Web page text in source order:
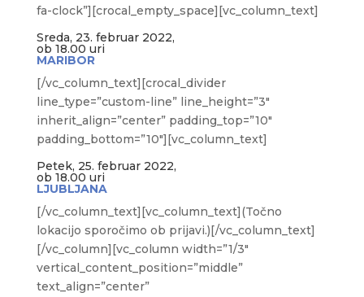
fa-clock”][crocal_empty_space][vc_column_text]
Sreda, 23. februar 2022,
ob 18.00 uri
MARIBOR
[/vc_column_text][crocal_divider
line_type=”custom-line” line_height=”3″
inherit_align=”center” padding_top=”10″
padding_bottom=”10″][vc_column_text]
Petek, 25. februar 2022,
ob 18.00 uri
LJUBLJANA
[/vc_column_text][vc_column_text](Točno
lokacijo sporočimo ob prijavi.)[/vc_column_text]
[/vc_column][vc_column width=”1/3″
vertical_content_position=”middle”
text_align=”center”